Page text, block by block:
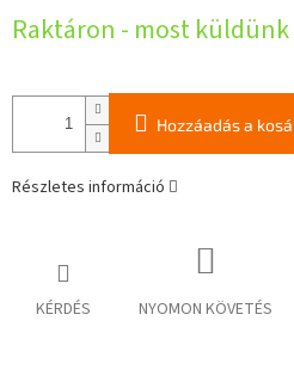
Raktáron - most küldünk
Hozzáadás a
Részletes információ
KÉRDÉS NYOMON KÖVETÉS